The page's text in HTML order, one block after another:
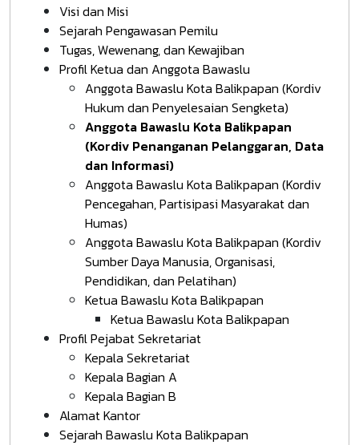
Visi dan Misi
Sejarah Pengawasan Pemilu
Tugas, Wewenang, dan Kewajiban
Profil Ketua dan Anggota Bawaslu
Anggota Bawaslu Kota Balikpapan (Kordiv
Hukum dan Penyelesaian Sengketa)
Anggota Bawaslu Kota Balikpapan
(Kordiv Penanganan Pelanggaran, Data
dan Informasi)
Anggota Bawaslu Kota Balikpapan (Kordiv
Pencegahan, Partisipasi Masyarakat dan
Humas)
Anggota Bawaslu Kota Balikpapan (Kordiv
Sumber Daya Manusia, Organisasi,
Pendidikan, dan Pelatihan)
Ketua Bawaslu Kota Balikpapan
Ketua Bawaslu Kota Balikpapan
Profil Pejabat Sekretariat
Kepala Sekretariat
Kepala Bagian A
Kepala Bagian B
Alamat Kantor
Sejarah Bawaslu Kota Balikpapan